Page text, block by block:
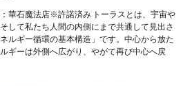
華石魔法店※許諾済み トーラスとは、宇宙や
して私たち人間の内側にまで共通して見出さ
ルギー循環の基本構造」です。中心から放た
ギーは外側へ広がり、やがて再び中心へ戻